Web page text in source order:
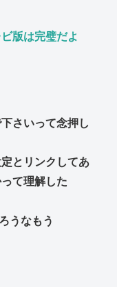
版は完璧だよ
さいって念押し
とリンクしてあ
て理解した
うなもう